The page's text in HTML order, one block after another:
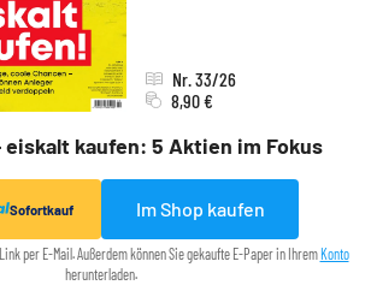
eiskalt kaufen: 5 Aktien im Fokus
Nr. 33/26
8,90 €
Sofortkauf Im Shop kaufen
per E-Mail. Außerdem können Sie gekaufte E-Paper in Ihrem Konto
herunterladen.